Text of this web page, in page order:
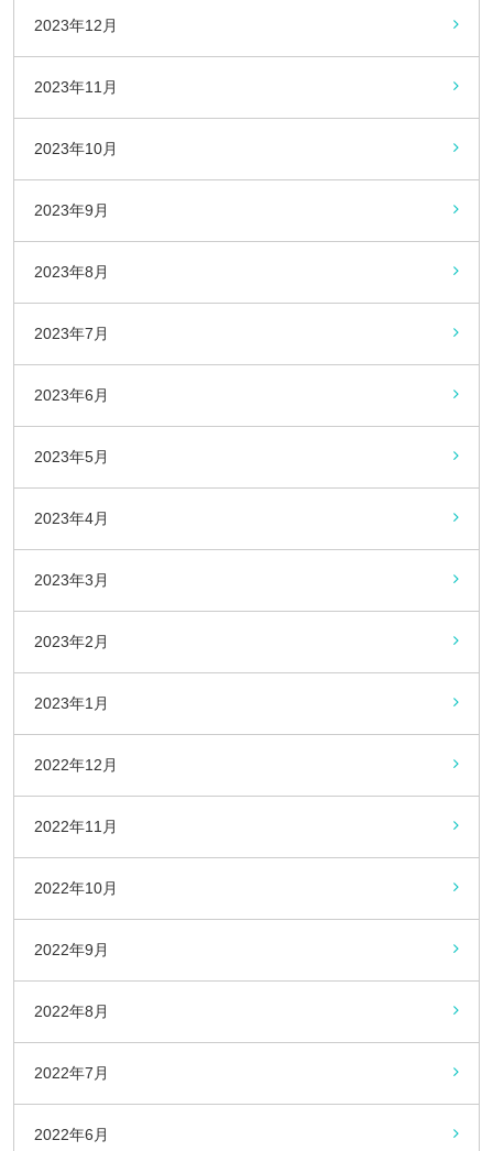
2023年12月
2023年11月
2023年10月
2023年9月
2023年8月
2023年7月
2023年6月
2023年5月
2023年4月
2023年3月
2023年2月
2023年1月
2022年12月
2022年11月
2022年10月
2022年9月
2022年8月
2022年7月
2022年6月